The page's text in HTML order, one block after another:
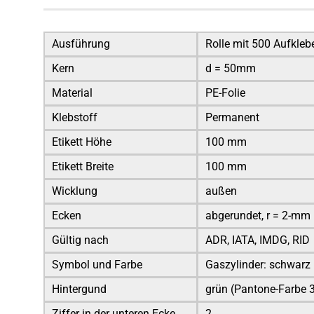
Ausführung
Rolle mit 500
Kern
d = 50mm
Material
PE-Folie
Klebstoff
Permanent
Etikett Höhe
100 mm
Etikett Breite
100 mm
Wicklung
außen
Ecken
abgerundet, r = 2-mm
Gültig nach
ADR, IATA, IMDG, RID
Symbol und Farbe
Gaszylinder: schwarz
Hintergund
grün (Pantone-Farbe